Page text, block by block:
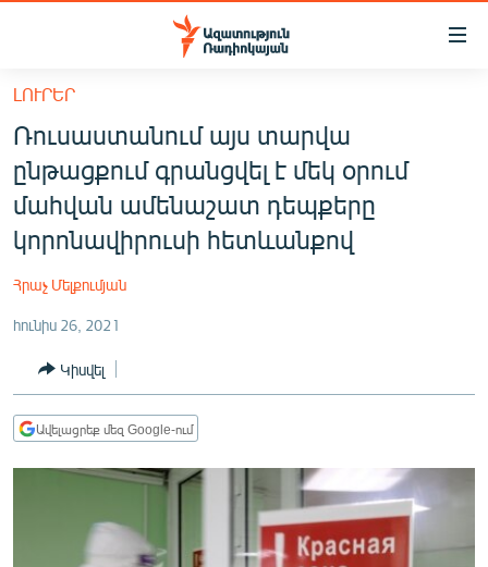
Մատչելիության
հիմնական
բովանդակությանը
Անցնել
հիմնական
մենյուին
Որոնում
ՔԱՂԱՔԱԿԱՆ
ԸՆՏՐՈՒԹՅՈՒՆՆԵՐ 2026
ՊԱՏԵՐԱԶՄԻ 6 ՇԱԲԱԹՆԵՐԸ
ՏԱՐԱԾԱՇՐՋԱՆ
ՄՇԱԿՈՒՅԹ
ԼՈՒՐԵՐ
Ռուսաստանում այս տարվա
ընթացքում գրանցվել է մեկ օրում
մահվան ամենաշատ դեպքերը
կորոնավիրուսի հետևանքով
Հրաչ Մելքումյան
հունիս 26, 2021
Կիսվել
Ավելացրեք մեզ Google-ում